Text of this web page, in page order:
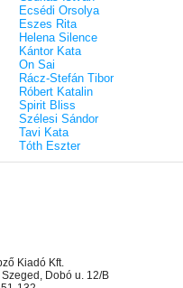
Ecsédi Orsolya
Eszes Rita
Helena Silence
Kántor Kata
On Sai
Rácz-Stefán Tibor
Róbert Katalin
Spirit Bliss
Szélesi Sándor
Tavi Kata
Tóth Eszter
Kiadó Kft.
Dobó u. 12/B